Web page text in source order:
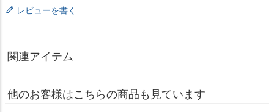
レビューを書く
関連アイテム
他のお客様はこちらの商品も見ています